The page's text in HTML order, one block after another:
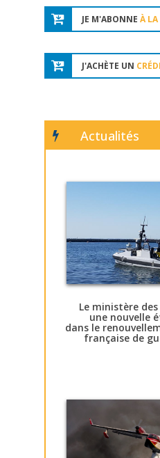
JE M'ABONNE À LA
J'ACHÈTE UN
Actualités
Le ministère
une nouvelle
dans le
française de